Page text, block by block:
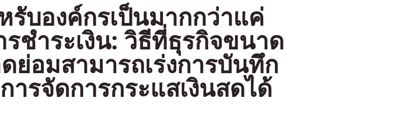
รับองค์กรเป็นมากกว่าแค่
รชำระเงิน: วิธีที่ธุรกิจขนาด
ย่อมสามารถเร่งการบันทึก
ารจัดการกระแสเงินสดได้